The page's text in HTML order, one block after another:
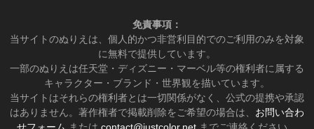
免責事項：
当サイトのぬりえは、個人的かつ非営利目的でのご利用のみを対象
に無料で提供しています。
一部のぬりえは任天堂・ディズニー・マーベル等の権利者に属する
キャラクター・ブランド・世界観を描いています。
当サイトはそれらの権利者とは一切関係がなく、公式の提携や承認
はありません。著作権者で掲載削除をご希望の場合は、 お問い合わ
せフォーム または contact@justcolor.net までご連絡ください。